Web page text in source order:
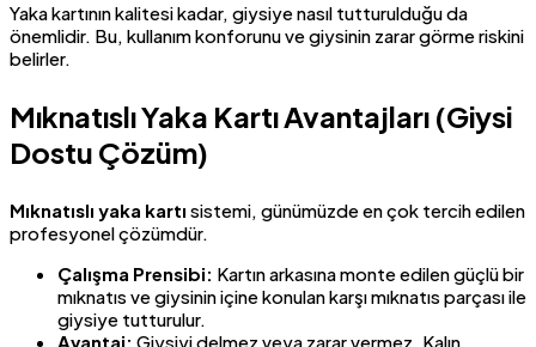
Yaka kartının kalitesi kadar, giysiye nasıl tutturulduğu da
önemlidir. Bu, kullanım konforunu ve giysinin zarar görme riskini
belirler.
Mıknatıslı Yaka Kartı Avantajları (Giysi
Dostu Çözüm)
Mıknatıslı yaka kartı sistemi, günümüzde en çok tercih edilen
profesyonel çözümdür.
Çalışma Prensibi: Kartın arkasına monte edilen güçlü bir
mıknatıs ve giysinin içine konulan karşı mıknatıs parçası ile
giysiye tutturulur.
Avantaj: Giysiyi delmez veya zarar vermez. Kalın